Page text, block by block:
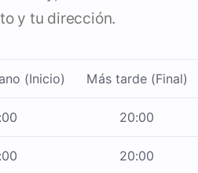
y tu dirección.
(Inicio) Más tarde (Final)
20:00
20:00